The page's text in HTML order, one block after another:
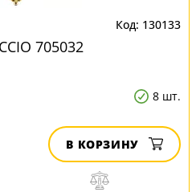
130133
705032
8 шт.
В КОРЗИНУ